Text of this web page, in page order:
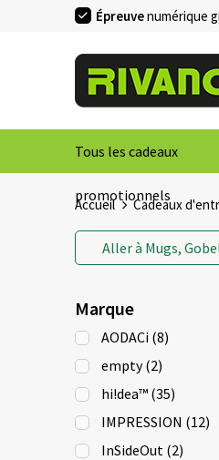
Épreuvenumérique
Tous les cadeaux
promotionnels
Accueil Cadeaux
Aller à Mugs,
Marque
AODACi (8)
empty (2)
hi!dea™ (35)
IMPRESSION (12)
InSideOut (2)